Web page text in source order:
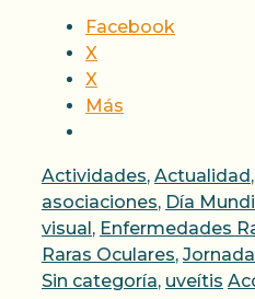
Facebook
X
X
Más
Categorías
Actividades, Actualidad ,
asociaciones, Día
visual , Enfermedades
Raras Oculares, Jornada
Sin categoría, uveítis